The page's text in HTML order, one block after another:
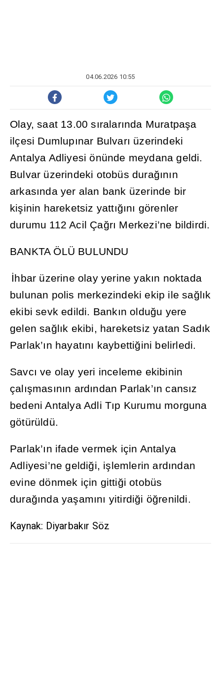
04.06.2026 10:55
Olay, saat 13.00 sıralarında Muratpaşa
ilçesi Dumlupınar Bulvarı üzerindeki
Antalya Adliyesi önünde meydana geldi.
Bulvar üzerindeki otobüs durağının
arkasında yer alan bank üzerinde bir
kişinin hareketsiz yattığını görenler
durumu 112 Acil Çağrı Merkezi’ne bildirdi.
BANKTA ÖLÜ BULUNDU
İhbar üzerine olay yerine yakın noktada
bulunan polis merkezindeki ekip ile sağlık
ekibi sevk edildi. Bankın olduğu yere
gelen sağlık ekibi, hareketsiz yatan Sadık
Parlak’ın hayatını kaybettiğini belirledi.
Savcı ve olay yeri inceleme ekibinin
çalışmasının ardından Parlak’ın cansız
bedeni Antalya Adli Tıp Kurumu morguna
götürüldü.
Parlak’ın ifade vermek için Antalya
Adliyesi’ne geldiği, işlemlerin ardından
evine dönmek için gittiği otobüs
durağında yaşamını yitirdiği öğrenildi.
Kaynak: Diyarbakır Söz